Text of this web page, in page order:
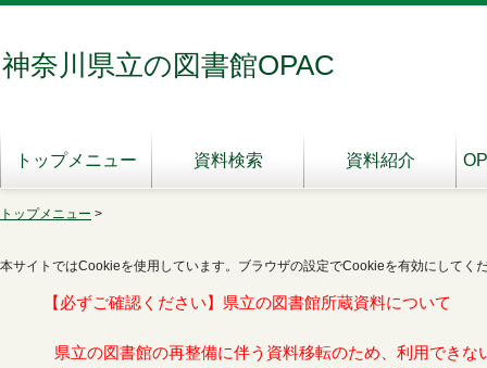
神奈川県立の図書館OPAC
トップメニュー 資料検索 資料紹介
トップメニュー >
本サイトではCookieを使用しています。ブラウザの設定でCookieを有効にしてく
【必ずご確認ください】県立の図書館所蔵資料について
県立の図書館の再整備に伴う資料移転のため、利用できな